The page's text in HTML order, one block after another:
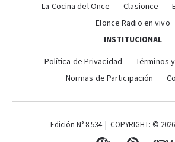
La Cocina del Once
Clasionce
Elonce Radio en vivo
INSTITUCIONAL
Política de Privacidad
Términos
Normas de Participación
Edición N° 8.534 | COPYRIGHT: ©